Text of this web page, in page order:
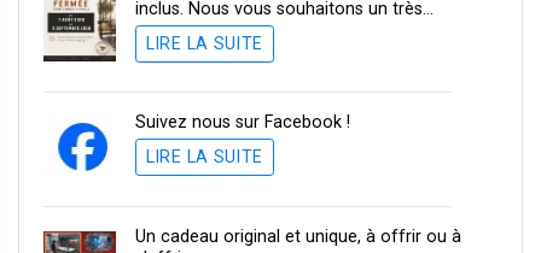
inclus. Nous vous souhaitons un très…
LIRE LA SUITE
Suivez nous sur Facebook !
LIRE LA SUITE
Un cadeau original et unique, à offrir ou à